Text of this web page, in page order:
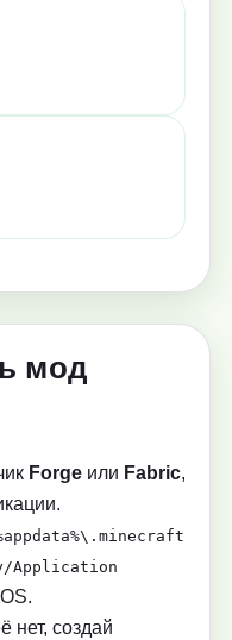
мод
Forge или Fabric,
Application
нет, создай